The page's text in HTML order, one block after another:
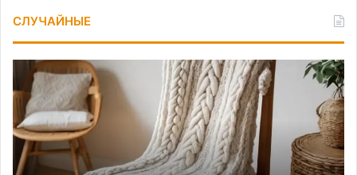
СЛУЧАЙНЫЕ
превратить
старый
свитер
в
стильный
чехол